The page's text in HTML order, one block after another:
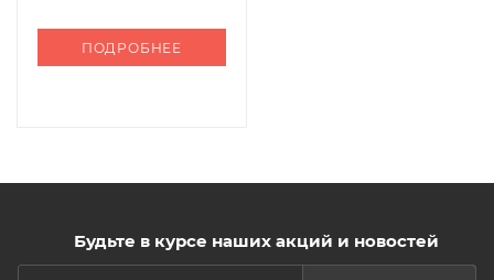
ПОДРОБНЕЕ
Будьте в курсе наших акций и новостей